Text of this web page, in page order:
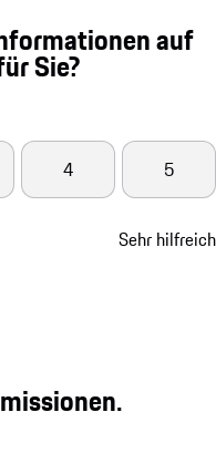
auf
Sie?
4 5
Sehr hilfreich